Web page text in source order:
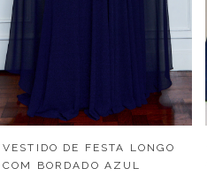
VESTIDO DE FESTA LONGO
COM BORDADO AZUL